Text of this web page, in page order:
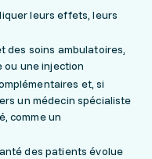
leurs effets, leurs
des soins ambulatoires,
ou une injection
et, si
un médecin spécialiste
comme un
des patients évolue